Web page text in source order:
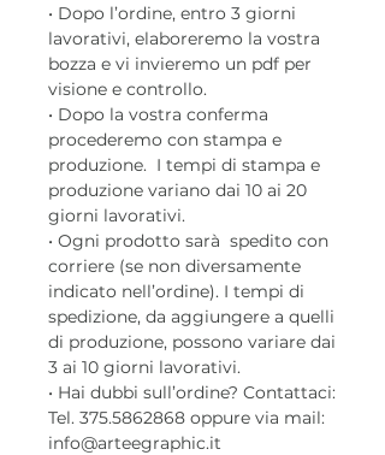
• Dopo l’ordine, entro 3 giorni
lavorativi, elaboreremo la vostra
bozza e vi invieremo un pdf per
visione e controllo.
• Dopo la vostra conferma
procederemo con stampa e
produzione. I tempi di stampa e
produzione variano dai 10 ai 20
giorni lavorativi.
• Ogni prodotto sarà spedito con
corriere (se non diversamente
indicato nell’ordine). I tempi di
spedizione, da aggiungere a quelli
di produzione, possono variare dai
3 ai 10 giorni lavorativi.
• Hai dubbi sull’ordine? Contattaci:
Tel. 375.5862868 oppure via mail:
info@arteegraphic.it